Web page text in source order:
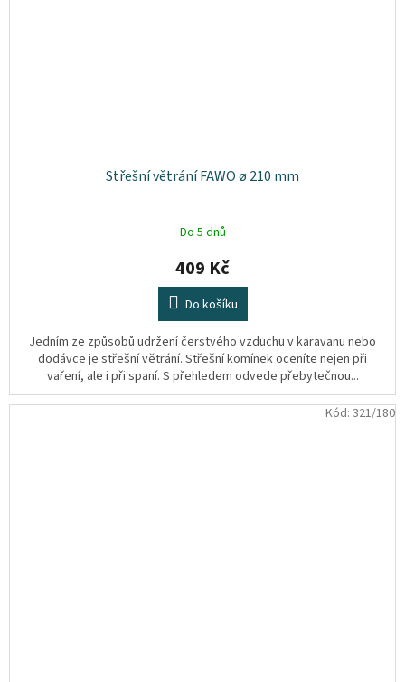
Střešní větrání FAWO ø 210 mm
Do 5 dnů
409 Kč
Do košíku
Jedním ze způsobů udržení čerstvého vzduchu v karavanu nebo
dodávce je střešní větrání. Střešní komínek oceníte nejen při
vaření, ale i při spaní. S přehledem odvede přebytečnou...
Kód: 321/180